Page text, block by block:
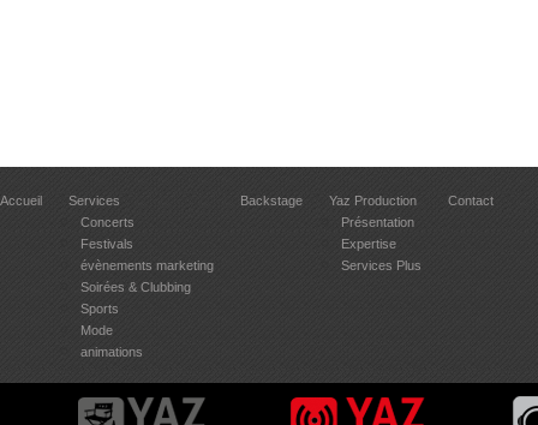
Accueil
Services
Concerts
Festivals
évènements marketing
Soirées & Clubbing
Sports
Mode
animations
Backstage
Yaz Production
Présentation
Expertise
Services Plus
Contact